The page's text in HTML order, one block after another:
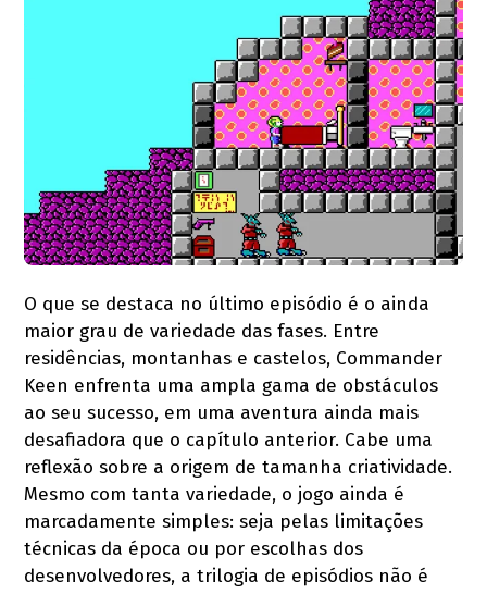
O que se destaca no último episódio é o ainda
maior grau de variedade das fases. Entre
residências, montanhas e castelos, Commander
Keen enfrenta uma ampla gama de obstáculos
ao seu sucesso, em uma aventura ainda mais
desafiadora que o capítulo anterior. Cabe uma
reflexão sobre a origem de tamanha criatividade.
Mesmo com tanta variedade, o jogo ainda é
marcadamente simples: seja pelas limitações
técnicas da época ou por escolhas dos
desenvolvedores, a trilogia de episódios não é